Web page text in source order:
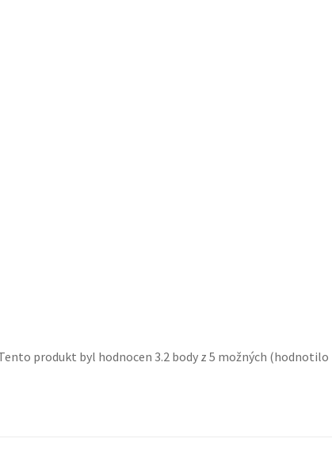
produkt byl hodnocen3.2body z 5 možných (hodnotilo